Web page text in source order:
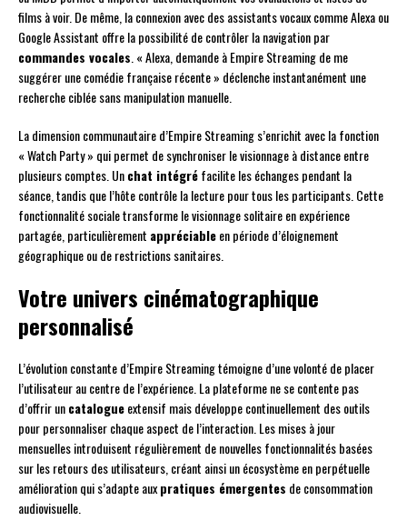
films à voir. De même, la connexion avec des assistants vocaux comme Alexa ou
Google Assistant offre la possibilité de contrôler la navigation par
commandes vocales . « Alexa, demande à Empire Streaming de me
suggérer une comédie française récente » déclenche instantanément une
recherche ciblée sans manipulation manuelle.
La dimension communautaire d’Empire Streaming s’enrichit avec la fonction
« Watch Party » qui permet de synchroniser le visionnage à distance entre
plusieurs comptes. Unchat intégréfacilite les échanges pendant la
séance, tandis que l’hôte contrôle la lecture pour tous les participants. Cette
fonctionnalité sociale transforme le visionnage solitaire en expérience
partagée, particulièrement appréciableen période d’éloignement
géographique ou de restrictions sanitaires.
Votre univers cinématographique
personnalisé
L’évolution constante d’Empire Streaming témoigne d’une volonté de placer
l’utilisateur au centre de l’expérience. La plateforme ne se contente pas
d’offrir uncatalogueextensif mais développe continuellement des outils
pour personnaliser chaque aspect de l’interaction. Les mises à jour
mensuelles introduisent régulièrement de nouvelles fonctionnalités basées
sur les retours des utilisateurs, créant ainsi un écosystème en perpétuelle
amélioration qui s’adapte auxpratiques émergentes de consommation
audiovisuelle.